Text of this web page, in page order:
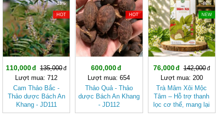
-18%
HOT
110,000
135,000
Lượt mua: 712
Cam Thảo Bắc -
Thảo dược Bách An
Khang - JD111
HOT
600,000
Lượt mua: 654
Thảo Quả - Thảo
dược Bách An Khang
- JD112
-46%
NEW
76,000
142,000
Lượt mua: 200
Trà Mâm Xôi Mộc
Tâm – Hỗ trợ thanh
lọc cơ thể, mang lại
cảm giác nhẹ nhàng